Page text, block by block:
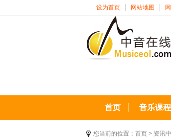
设为首页 网站地图
首页 音乐课程
您当前的位置： 首页 > 资讯